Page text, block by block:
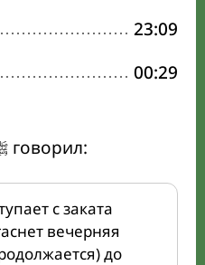
23:09
00:29
Посланник Аллаха ﷺ говорил:
с заката
вечерняя
до